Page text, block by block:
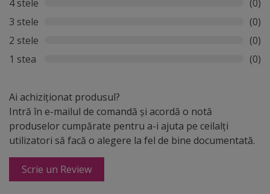
4 stele
(0)
3 stele
(0)
2 stele
(0)
1 stea
(0)
Ai achiziționat produsul?
Intră în e-mailul de comandă și acordă o notă
produselor cumpărate pentru a-i ajuta pe ceilalți
utilizatori să facă o alegere la fel de bine documentată.
Scrie un Review